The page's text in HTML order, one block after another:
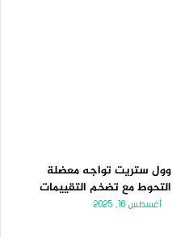
وول ستريت تواجه معضلة
التحوط مع تضخم التقييمات
أغسطس 16, 2025